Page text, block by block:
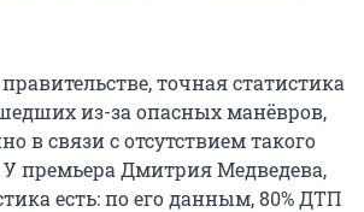
точная статистика
из-за опасных манёвров,
в связи с отсутствием такого
премьера Дмитрия Медведева,
есть: по его данным, 80% ДТП